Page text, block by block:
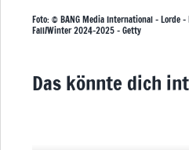
Foto: © BANG Media International – Lorde –
Fall/Winter 2024-2025 – Getty
Das könnte dich